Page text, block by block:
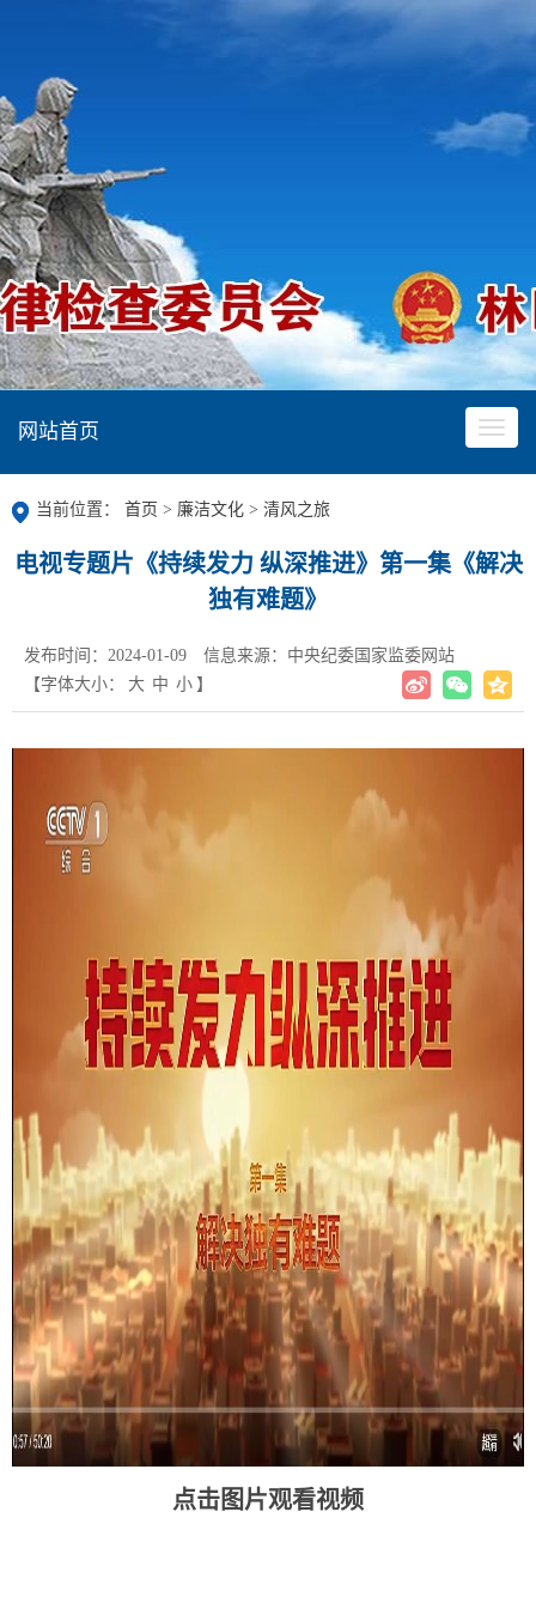
网站首页
当前位置： 首页 > 廉洁文化 > 清风之旅
电视专题片《持续发力 纵深推进》第一集《解决
独有难题》
发布时间：2024-01-09
信息来源：中央纪委国家监委网站
【字体大小：
大 中 小 】
点击图片观看视频